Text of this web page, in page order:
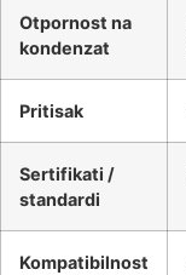
Otpornost na
kondenzat
Pritisak
Sertifikati /
standardi
Kompatibilnost